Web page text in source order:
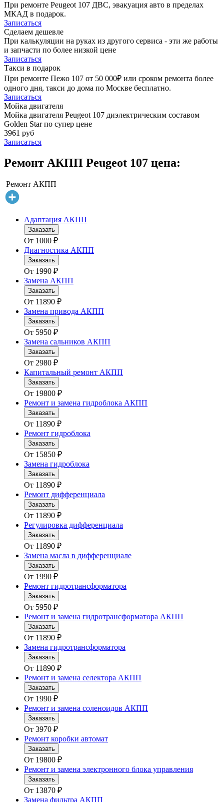
При ремонте Peugeot 107 ДВС, эвакуация авто в пределах
МКАД в подарок.
Записаться
Сделаем дешевле
При калькуляции на руках из другого сервиса - эти же работы
и запчасти по более низкой цене
Записаться
Такси в подарок
При ремонте Пежо 107 от 50 000₽ или сроком ремонта более
одного дня, такси до дома по Москве бесплатно.
Записаться
Мойка двигателя
Мойка двигателя Peugeot 107 диэлектрическим составом
Golden Star по супер цене
3961 руб
Записаться
Ремонт АКПП Peugeot 107 цена:
Ремонт АКПП
Адаптация АКПП
Заказать
От 1000 ₽
Диагностика АКПП
Заказать
От 1990 ₽
Замена АКПП
Заказать
От 11890 ₽
Замена привода АКПП
Заказать
От 5950 ₽
Замена сальников АКПП
Заказать
От 2980 ₽
Капитальный ремонт АКПП
Заказать
От 19800 ₽
Ремонт и замена гидроблока АКПП
Заказать
От 11890 ₽
Ремонт гидроблока
Заказать
От 15850 ₽
Замена гидроблока
Заказать
От 11890 ₽
Ремонт дифференциала
Заказать
От 11890 ₽
Регулировка дифференциала
Заказать
От 11890 ₽
Замена масла в дифференциале
Заказать
От 1990 ₽
Ремонт гидротрансформатора
Заказать
От 5950 ₽
Ремонт и замена гидротрансформатора АКПП
Заказать
От 11890 ₽
Замена гидротрансформатора
Заказать
От 11890 ₽
Ремонт и замена селектора АКПП
Заказать
От 1990 ₽
Ремонт и замена соленоидов АКПП
Заказать
От 3970 ₽
Ремонт коробки автомат
Заказать
От 19800 ₽
Ремонт и замена электронного блока управления
Заказать
От 13870 ₽
Замена фильтра АКПП